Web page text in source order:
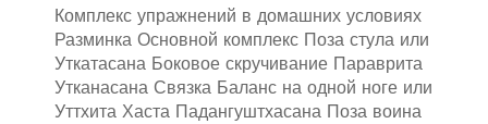
Комплекс упражнений в домашних условиях
Разминка Основной комплекс Поза стула или
Уткатасана Боковое скручивание Параврита
Утканасана Связка Баланс на одной ноге или
Уттхита Хаста Падангуштхасана Поза воина